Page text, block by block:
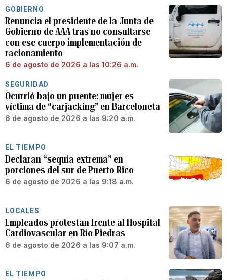
GOBIERNO
Renuncia el presidente de la Junta de
Gobierno de AAA tras no consultarse
con ese cuerpo implementación de
racionamiento
6 de agosto de 2026 a las 10:26 a.m.
SEGURIDAD
Ocurrió bajo un puente: mujer es
víctima de “carjacking” en Barceloneta
6 de agosto de 2026 a las 9:20 a.m.
EL TIEMPO
Declaran “sequía extrema” en
porciones del sur de Puerto Rico
6 de agosto de 2026 a las 9:18 a.m.
LOCALES
Empleados protestan frente al Hospital
Cardiovascular en Río Piedras
6 de agosto de 2026 a las 9:07 a.m.
EL TIEMPO